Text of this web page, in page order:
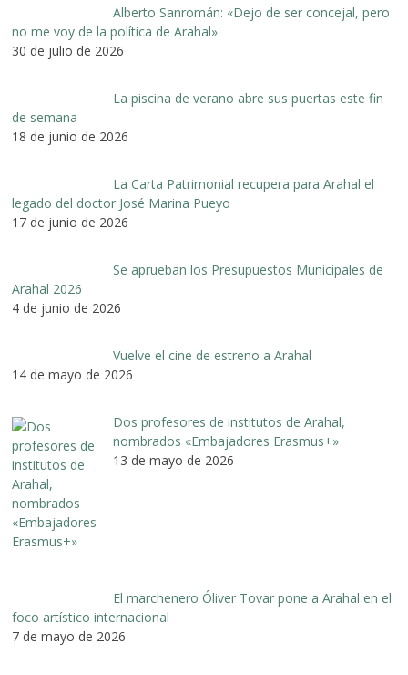
Alberto Sanromán: «Dejo de ser concejal, pero
no me voy de la política de Arahal»
30 de julio de 2026
La piscina de verano abre sus puertas este fin
de semana
18 de junio de 2026
La Carta Patrimonial recupera para Arahal el
legado del doctor José Marina Pueyo
17 de junio de 2026
Se aprueban los Presupuestos Municipales de
Arahal 2026
4 de junio de 2026
Vuelve el cine de estreno a Arahal
14 de mayo de 2026
Dos profesores de institutos de Arahal,
nombrados «Embajadores Erasmus+»
13 de mayo de 2026
El marchenero Óliver Tovar pone a Arahal en el
foco artístico internacional
7 de mayo de 2026